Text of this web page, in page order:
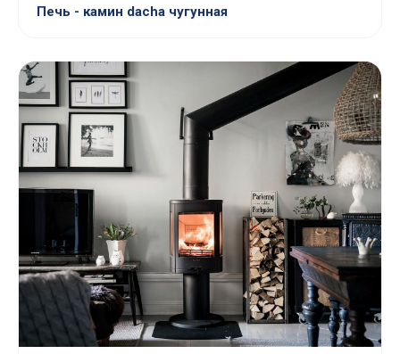
Печь - камин dacha чугунная